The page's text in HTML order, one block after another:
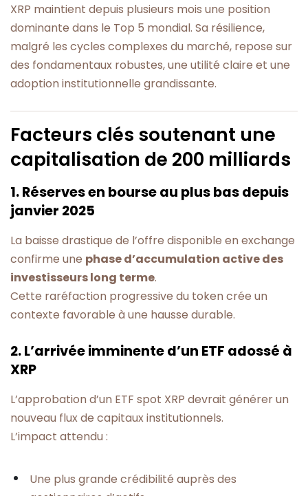
XRP maintient depuis plusieurs mois une position
dominante dans le Top 5 mondial. Sa résilience,
malgré les cycles complexes du marché, repose sur
des fondamentaux robustes, une utilité claire et une
adoption institutionnelle grandissante.
Facteurs clés soutenant une
capitalisation de 200 milliards
1. Réserves en bourse au plus bas depuis
janvier 2025
La baisse drastique de l’offre disponible en exchange
confirme une phase d’accumulation active des
investisseurs long terme.
Cette raréfaction progressive du token crée un
contexte favorable à une hausse durable.
2. L’arrivée imminente d’un ETF adossé à
XRP
L’approbation d’un ETF spot XRP devrait générer un
nouveau flux de capitaux institutionnels.
L’impact attendu :
Une plus grande crédibilité auprès des